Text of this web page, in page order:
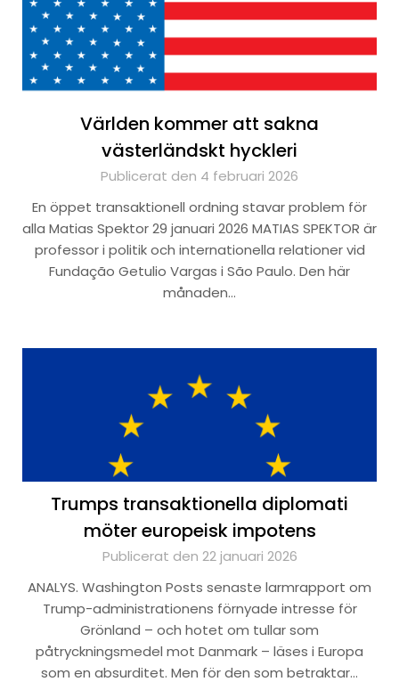
Världen kommer att sakna
västerländskt hyckleri
Publicerat den 4 februari 2026
En öppet transaktionell ordning stavar problem för
alla Matias Spektor 29 januari 2026 MATIAS SPEKTOR är
professor i politik och internationella relationer vid
Fundação Getulio Vargas i São Paulo. Den här
månaden…
Trumps transaktionella diplomati
möter europeisk impotens
Publicerat den 22 januari 2026
ANALYS. Washington Posts senaste larmrapport om
Trump-administrationens förnyade intresse för
Grönland – och hotet om tullar som
påtryckningsmedel mot Danmark – läses i Europa
som en absurditet. Men för den som betraktar…